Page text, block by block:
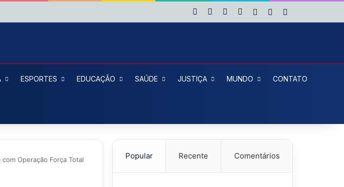
Facebook YouTubeInstagram
Entrar Artigo aleatório
ESPORTES EDUCAÇÃO SAÚDE JUSTIÇA MUNDO CONTATO
Operação Força Total
Popular Recente Comentários